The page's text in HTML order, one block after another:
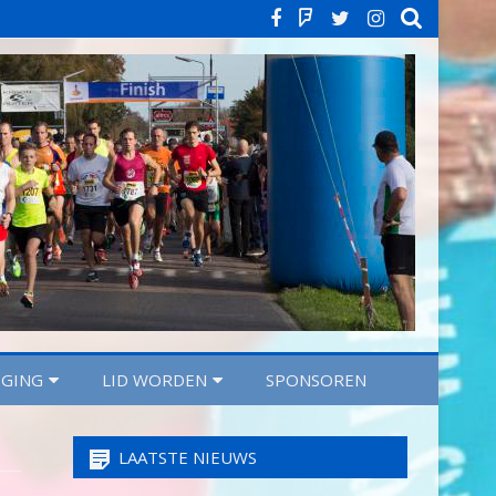
Facebook
StravaTwitter
LID WORDEN SPONSOREN
LAATSTE NIEUWS